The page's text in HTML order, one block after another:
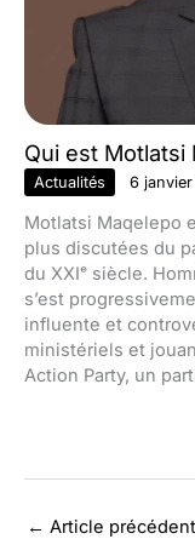
Qui est Motlatsi
Actualités 6
Motlatsi Maqelepo
plus discutées du
du XXIᵉ siècle.
s’est
influente et
ministériels et
Action Party, un
← Article précédent